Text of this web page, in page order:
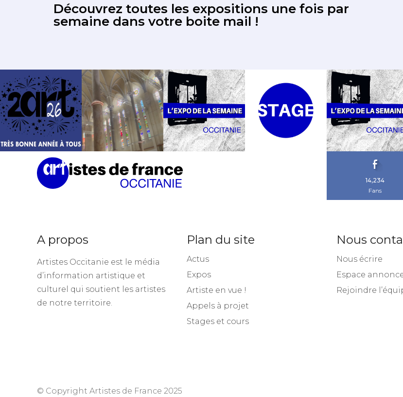
Découvrez toutes les expositions une fois par
semaine dans votre boite mail !
14,234
Fans
A propos
Artistes Occitanie est le média
d’information artistique et
culturel qui soutient les artistes
de notre territoire.
Plan du site
Actus
Expos
Artiste en vue !
Appels à projet
Stages et cours
Nous
Nous écrire
Espace
Rejoindre
© Copyright Artistes de France 2025